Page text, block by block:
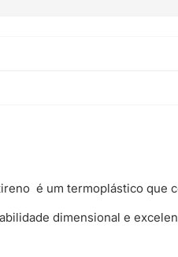
é um termoplástico que
dimensional e